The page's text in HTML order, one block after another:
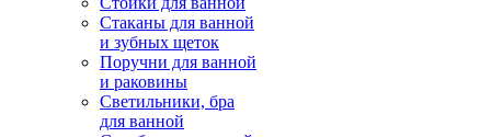
Стаканы для ванной
и зубных щеток
Поручни для ванной
и раковины
Светильники, бра
для ванной